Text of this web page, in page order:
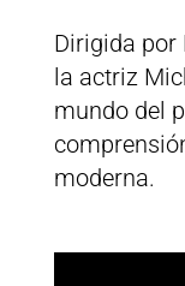
Dirigida por
la actriz
mundo del
moderna.​​